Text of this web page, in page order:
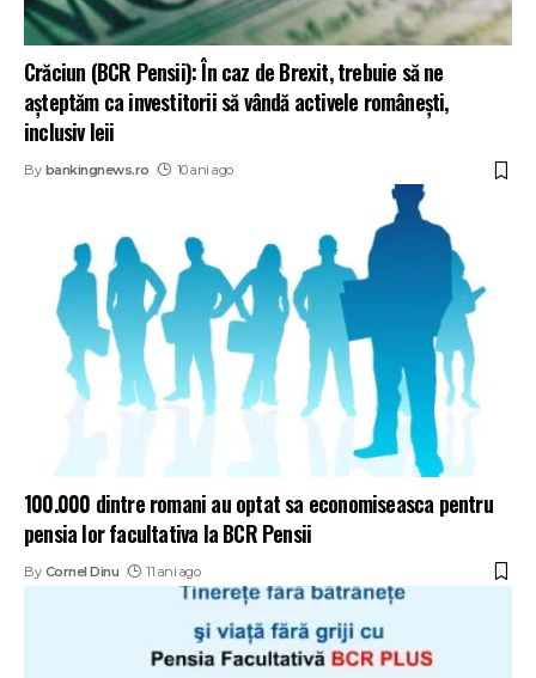
Crăciun (BCR Pensii): În caz de Brexit, trebuie să ne
așteptăm ca investitorii să vândă activele românești,
inclusiv leii
By bankingnews.ro 10 ani ago
100.000 dintre romani au optat sa economiseasca pentru
pensia lor facultativa la BCR Pensii
By Cornel Dinu 11 ani ago